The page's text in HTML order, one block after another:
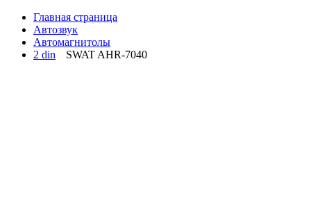
Главная страница
Автозвук
Автомагнитолы
2 din
SWAT AHR-7040